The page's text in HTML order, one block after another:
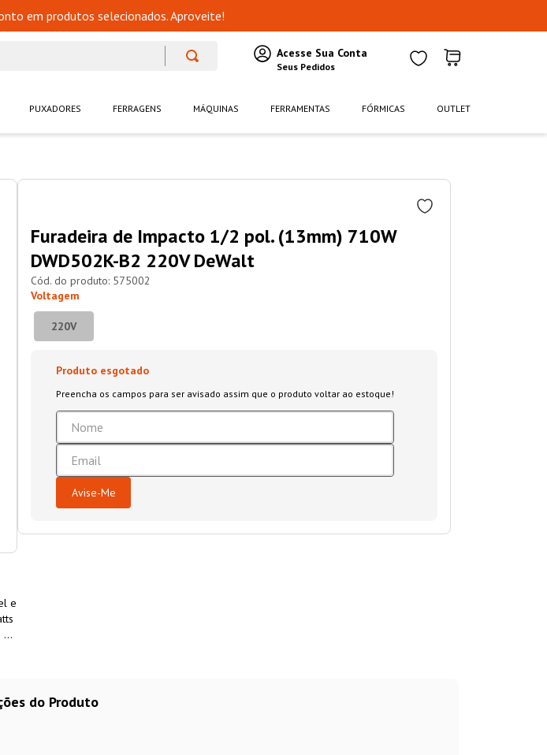
em produtos selecionados. Aproveite!
PUXADORES FERRAGENS MÁQUINAS FERRAMENTAS FÓRMICAS OUTLET
e
Furadeira de Impacto 1/2 pol. (13mm) 710W
DWD502K-B2 220V DeWalt
575002
Voltagem
220V
do Produto